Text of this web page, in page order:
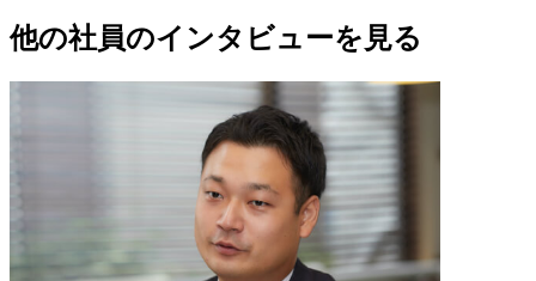
他の社員のインタビューを見る